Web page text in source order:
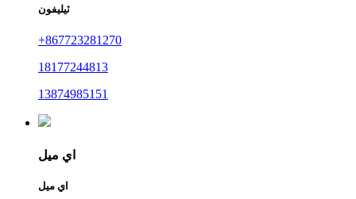
ٽيليفون
+867723281270
18177244813
13874985151
اي ميل
اي ميل